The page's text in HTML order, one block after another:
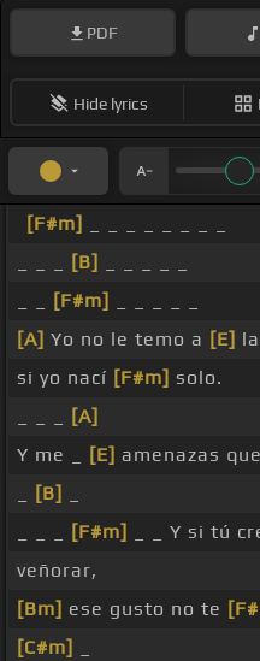
PDF
Hide lyrics
[F#m]
[B]
[F#m]
[A] Yo no le temo a [E]
si yo nací [F#m] solo.
[A]
Y me _
[E] amenazas
[B]
[F#m] _ _ Y si tú
veñorar,
[Bm] ese gusto no te
[C#m]